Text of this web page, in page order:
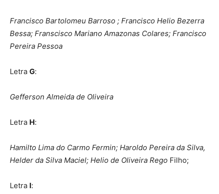
Francisco Bartolomeu Barroso ; Francisco Helio Bezerra
Bessa; Franscisco Mariano Amazonas Colares; Francisco
Pereira Pessoa
Letra G:
Gefferson Almeida de Oliveira
Letra H:
Hamilto Lima do Carmo Fermin; Haroldo Pereira da Silva,
Helder da Silva Maciel; Helio de Oliveira Rego Filho;
Letra I: